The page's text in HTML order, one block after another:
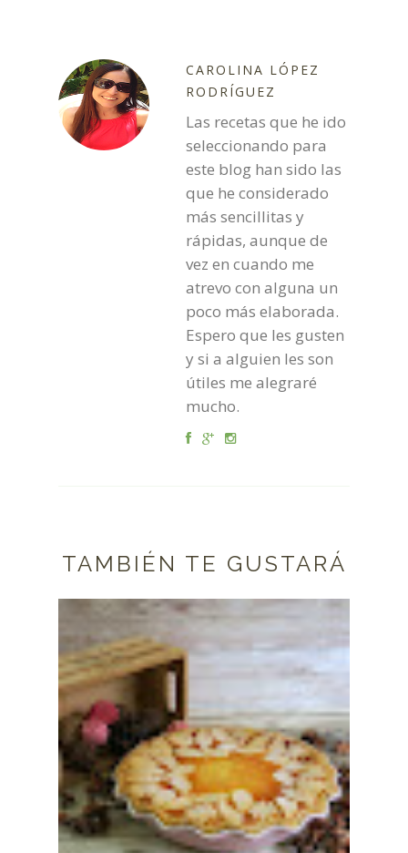
CAROLINA LÓPEZ
RODRÍGUEZ
Las recetas que he ido
seleccionando para
este blog han sido las
que he considerado
más sencillitas y
rápidas, aunque de
vez en cuando me
atrevo con alguna un
poco más elaborada.
Espero que les gusten
y si a alguien les son
útiles me alegraré
mucho.
TAMBIÉN TE GUSTARÁ